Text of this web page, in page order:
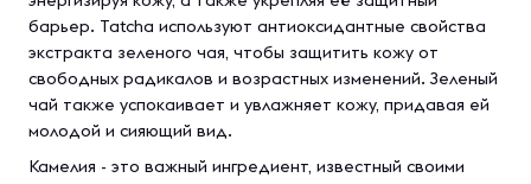
барьер. Tatcha используют антиоксидантные свойства
экстракта зеленого чая, чтобы защитить кожу от
свободных радикалов и возрастных изменений. Зеленый
чай также успокаивает и увлажняет кожу, придавая ей
молодой и сияющий вид.
Камелия - это важный ингредиент, известный своими